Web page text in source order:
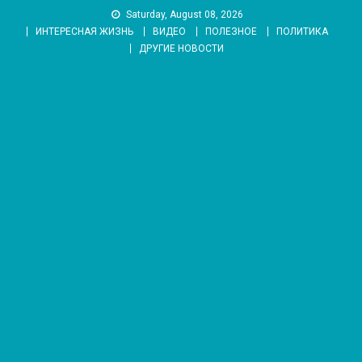
Saturday, August 08, 2026
ИНТЕРЕСНАЯ ЖИЗНЬ
ВИДЕО ПОЛЕЗНОЕ
ПОЛИТИКА
ДРУГИЕ НОВОСТИ